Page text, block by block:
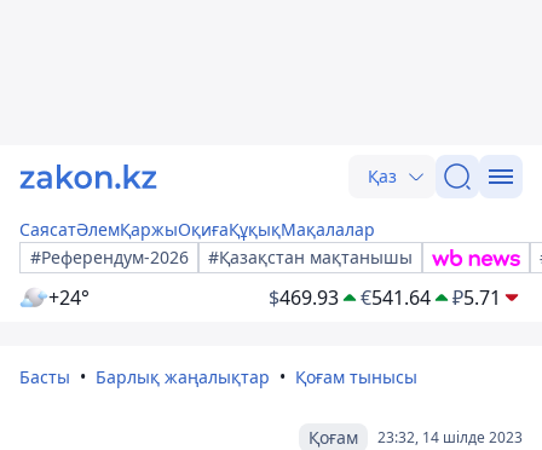
Қаз
СаясатӘлемҚаржыОқиғаҚұқықМақалалар
#Референдум-2026
#Қазақстан мақтанышы
+24° $469.93 €541.64 ₽5.71
Басты Барлық жаңалықтар Қоғам тынысы
23:32, 14 шілде 2023
Қоғам